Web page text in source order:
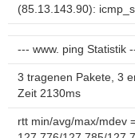
(85.13.143.90):
--- www. ping Statistik
3 tragenen Pakete, 3
Zeit 2130ms
rtt min/avg/max/mdev